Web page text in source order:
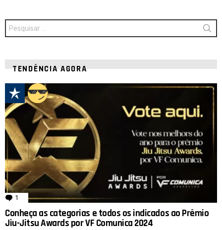
Procurar
por:
TENDÊNCIA AGORA
1 comentário
Conheça as categorias e todos os indicados ao Prêmio
Jiu-Jitsu Awards por VF Comunica 2024